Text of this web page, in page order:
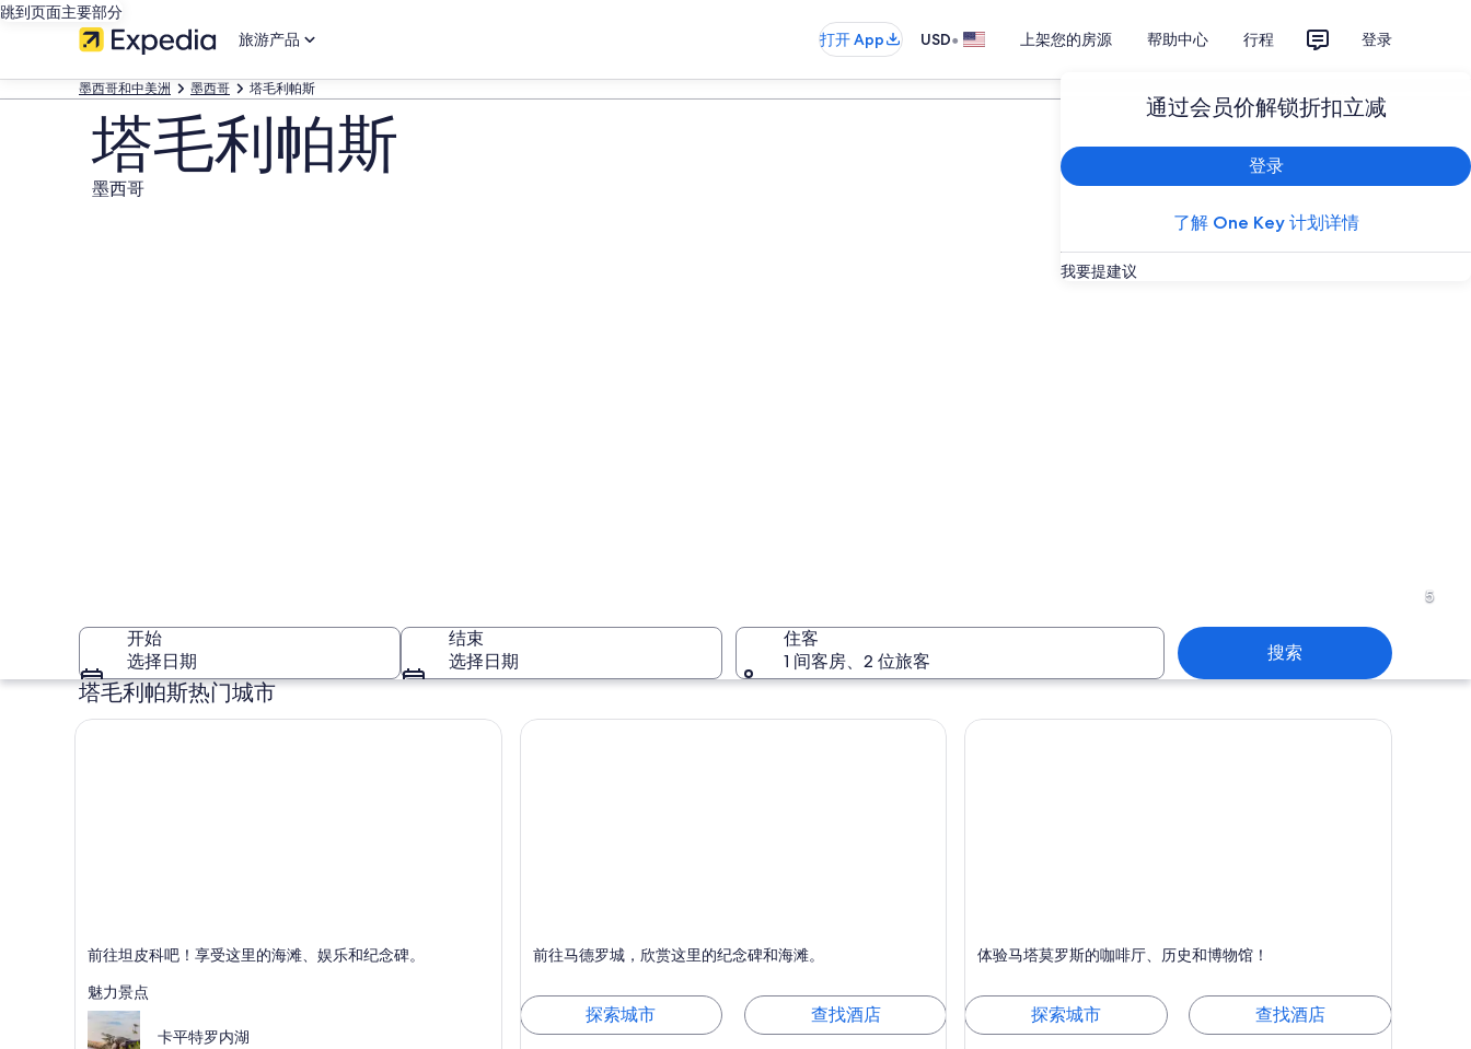
跳到页面主要部分
旅游产品
打开 App USD• 上架您的房源 帮助中心 行程 登录
通过会员价解锁折扣立减
登录
了解 One Key 计划详情
我要提建议
墨西哥和中美洲 墨西哥 塔毛利帕斯
塔毛利帕斯
墨西哥
塔毛利帕斯
5
开始
选择日期
结束
选择日期
住客
1 间客房、2 位旅客
搜索
塔毛利帕斯热门城市
坦皮科
以用餐、海滩和娱乐而闻名
前往坦皮科吧！享受这里的海滩、娱乐和纪念碑。
魅力景点
卡平特罗内湖
马德罗城
以海滩和纪念碑而闻名
前往马德罗城，欣赏这里的纪念碑和海滩。
探索城市 查找酒店
马塔莫罗斯
以购物、散步和酒吧而闻名
体验马塔莫罗斯的咖啡厅、历史和博物馆！
探索城市 查找酒店